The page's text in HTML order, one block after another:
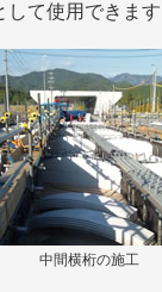
て使用できます
中間横桁の施工